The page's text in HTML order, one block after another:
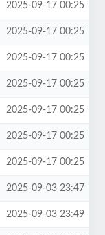
2025-09-17 00:25
2025-09-17 00:25
2025-09-17 00:25
2025-09-17 00:25
2025-09-17 00:25
2025-09-17 00:25
2025-09-17 00:25
2025-09-03 23:47
2025-09-03 23:49